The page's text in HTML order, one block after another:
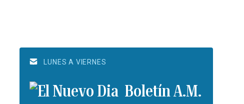
LUNES A VIERNES
Boletín A.M.